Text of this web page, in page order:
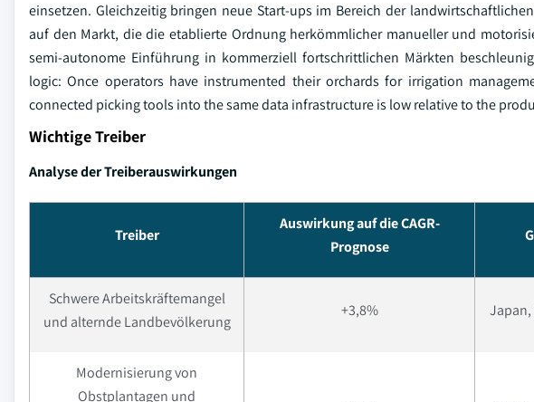
einsetzen. Gleichzeitig bringen neue Start-ups im Bereich der
auf den Markt, die die etablierte Ordnung herkömmlicher manueller und
semi-autonome Einführung in kommerziell fortschrittlichen Märkten
logic: Once operators have instrumented their orchards for irrigation
connected picking tools into the same data infrastructure is low relative to the
Wichtige Treiber
Analyse der Treiberauswirkungen
Treiber
Auswirkung auf die CAGR-
Prognose
Schwere Arbeitskräftemangel
und alternde Landbevölkerung
+3,8% Japan,
Modernisierung von
Obstplantagen und